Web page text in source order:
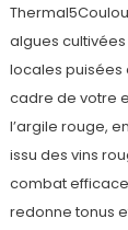
algues
locales puisées
cadre de votre
l’argile rouge,
issu des vins
combat
redonne tonus